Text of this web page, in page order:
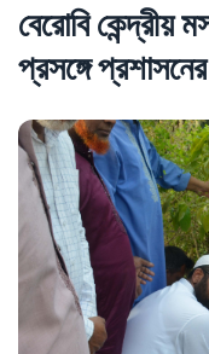
বেরোবি কেন্দ্রীয়
প্রসঙ্গে